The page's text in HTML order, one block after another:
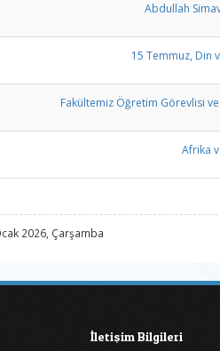
Abdullah
15 Temmuz, Din
Fakültemiz Öğretim Görevlisi
Afrika
2026, Çarşamba
İletişim Bilgileri